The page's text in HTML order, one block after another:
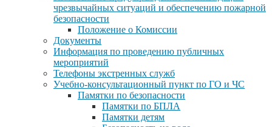
чрезвычайных ситуаций и обеспечению пожарной
безопасности
Положение о Комиссии
Документы
Информация по проведению публичных
мероприятий
Телефоны экстренных служб
Учебно-консультационный пункт по ГО и ЧС
Памятки по безопасности
Памятки по БПЛА
Памятки детям